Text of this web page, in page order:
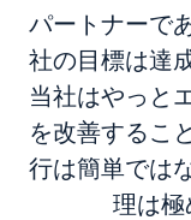
パートナーで
社の目標は達
当社はやっと
を改善するこ
行は簡単では
理は極